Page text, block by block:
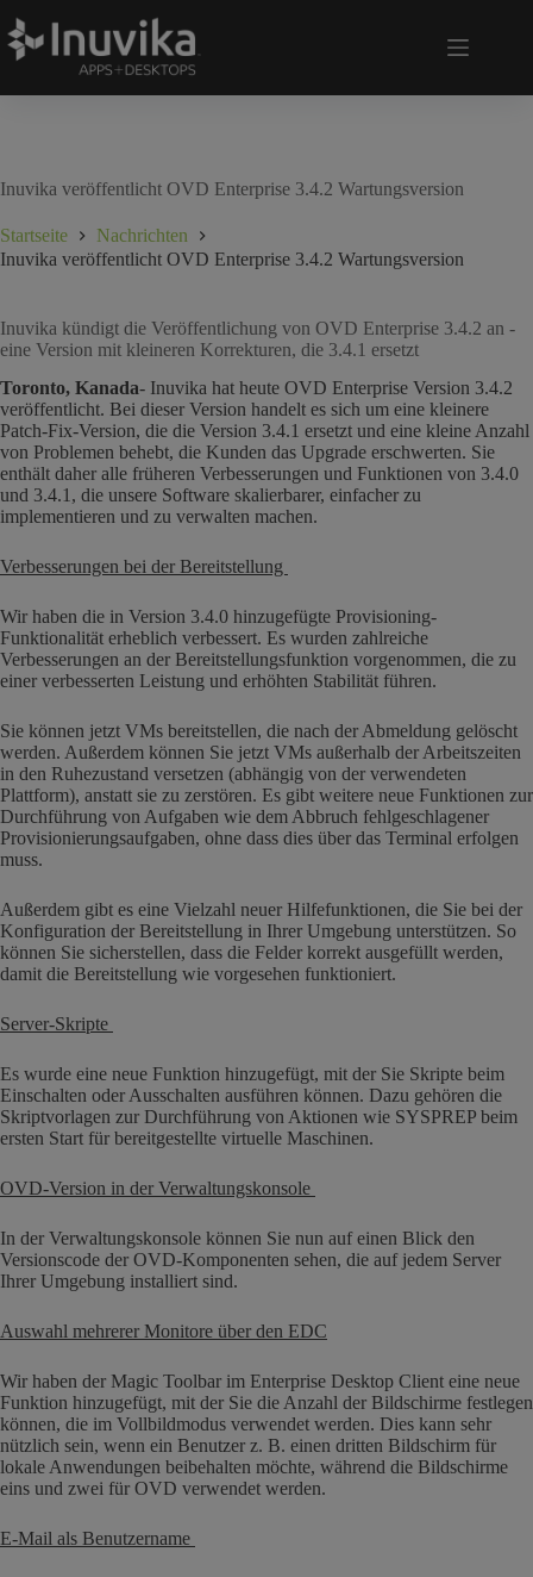
Inuvika veröffentlicht OVD Enterprise 3.4.2 Wartungsversion
Startseite
Nachrichten
Inuvika veröffentlicht OVD Enterprise 3.4.2 Wartungsversion
Inuvika kündigt die Veröffentlichung von OVD Enterprise 3.4.2 an -
eine Version mit kleineren Korrekturen, die 3.4.1 ersetzt
Toronto, Kanada- Inuvika hat heute OVD Enterprise Version 3.4.2
veröffentlicht. Bei dieser Version handelt es sich um eine kleinere
Patch-Fix-Version, die die Version 3.4.1 ersetzt und eine kleine Anzahl
von Problemen behebt, die Kunden das Upgrade erschwerten. Sie
enthält daher alle früheren Verbesserungen und Funktionen von 3.4.0
und 3.4.1, die unsere Software skalierbarer, einfacher zu
implementieren und zu verwalten machen.
Verbesserungen bei der Bereitstellung
Wir haben die in Version 3.4.0 hinzugefügte Provisioning-
Funktionalität erheblich verbessert. Es wurden zahlreiche
Verbesserungen an der Bereitstellungsfunktion vorgenommen, die zu
einer verbesserten Leistung und erhöhten Stabilität führen.
Sie können jetzt VMs bereitstellen, die nach der Abmeldung gelöscht
werden. Außerdem können Sie jetzt VMs außerhalb der Arbeitszeiten
in den Ruhezustand versetzen (abhängig von der verwendeten
Plattform), anstatt sie zu zerstören. Es gibt weitere neue Funktionen zur
Durchführung von Aufgaben wie dem Abbruch fehlgeschlagener
Provisionierungsaufgaben, ohne dass dies über das Terminal erfolgen
muss.
Außerdem gibt es eine Vielzahl neuer Hilfefunktionen, die Sie bei der
Konfiguration der Bereitstellung in Ihrer Umgebung unterstützen. So
können Sie sicherstellen, dass die Felder korrekt ausgefüllt werden,
damit die Bereitstellung wie vorgesehen funktioniert.
Server-Skripte
Es wurde eine neue Funktion hinzugefügt, mit der Sie Skripte beim
Einschalten oder Ausschalten ausführen können. Dazu gehören die
Skriptvorlagen zur Durchführung von Aktionen wie SYSPREP beim
ersten Start für bereitgestellte virtuelle Maschinen.
OVD-Version in der Verwaltungskonsole
In der Verwaltungskonsole können Sie nun auf einen Blick den
Versionscode der OVD-Komponenten sehen, die auf jedem Server
Ihrer Umgebung installiert sind.
Auswahl mehrerer Monitore über den EDC
Wir haben der Magic Toolbar im Enterprise Desktop Client eine neue
Funktion hinzugefügt, mit der Sie die Anzahl der Bildschirme festlegen
können, die im Vollbildmodus verwendet werden. Dies kann sehr
nützlich sein, wenn ein Benutzer z. B. einen dritten Bildschirm für
lokale Anwendungen beibehalten möchte, während die Bildschirme
eins und zwei für OVD verwendet werden.
E-Mail als Benutzername